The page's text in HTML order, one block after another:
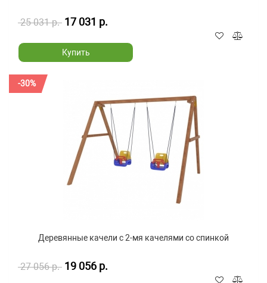
25 031 р. 17 031 р.
Купить
-30%
Деревянные качели с 2-мя качелями со спинкой
27 056 р. 19 056 р.